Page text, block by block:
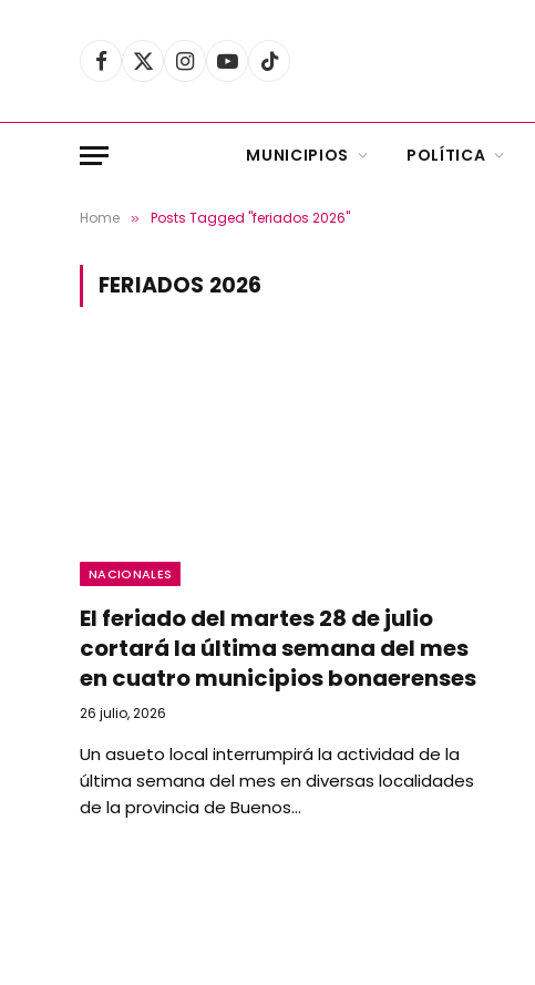
Facebook
X
Instagram
YouTubeTikTok
MUNICIPIOS POLÍTICA
Home » Posts Tagged "feriados 2026"
FERIADOS 2026
NACIONALES
El feriado del martes 28 de julio
cortará la última semana del mes
en cuatro municipios bonaerenses
26 julio, 2026
Un asueto local interrumpirá la actividad de la
última semana del mes en diversas localidades
de la provincia de Buenos…